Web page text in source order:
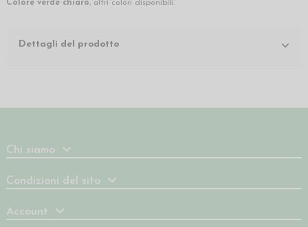
Colore verde chiaro, altri colori disponibili.
Dettagli del prodotto
Chi siamo
Condizioni del sito
Account